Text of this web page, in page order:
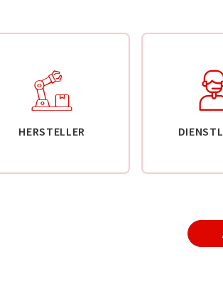
HERSTELLER